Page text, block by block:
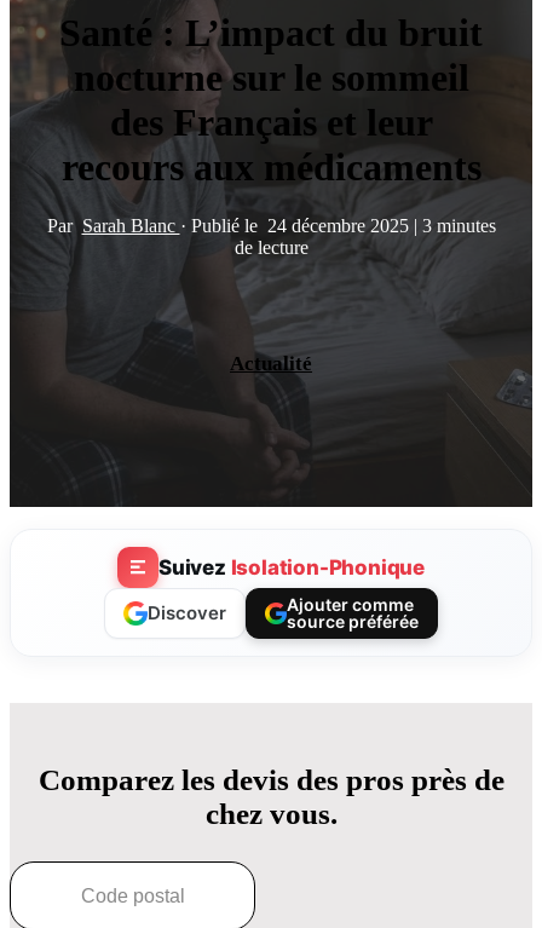
Santé : L’impact du bruit
nocturne sur le sommeil
des Français et leur
recours aux médicaments
Par Sarah Blanc · Publié le 24 décembre 2025 | 3 minutes
de lecture
Actualité
Suivez Isolation-Phonique
Discover
Ajouter comme
source préférée
Comparez les devis des pros près de
chez vous.